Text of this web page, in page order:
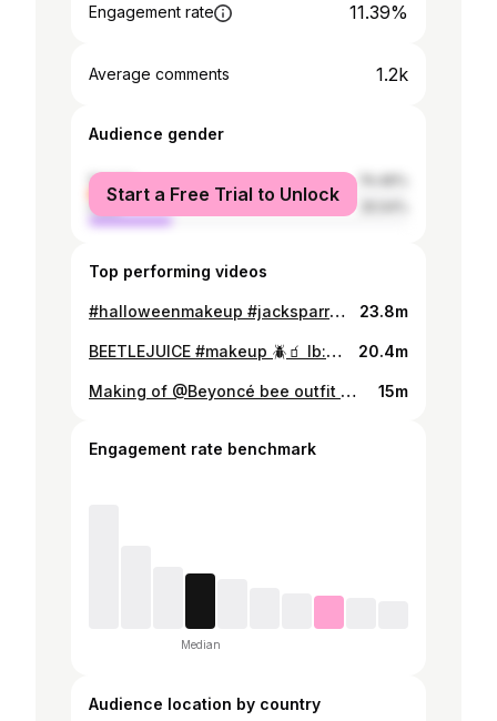
Engagement rate 11.39%
Average comments 1.2k
Audience gender
female
male
Start a Free Trial to Unlock
Top performing videos
#halloweenmakeup #jacksparrow 23.8m
BEETLEJUICE #makeup 🪲🧃 Ib:@Anastasia Shnabel 20.4m
Making of @Beyoncé bee outfit 🐝 in collaboration with the ✨AMAZING✨ @MUSTACHE ART STUDIO #beyonce #renaissance 15m
Engagement rate benchmark
Median
Audience location by country